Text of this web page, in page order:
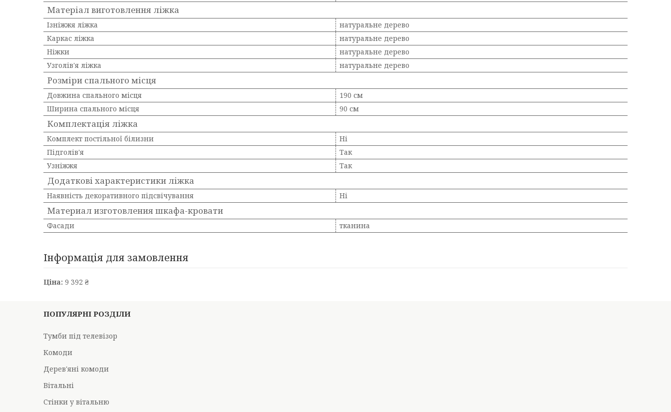
Матеріал виготовлення ліжка
Ізніжжя ліжка
натуральне дерево
Каркас ліжка
натуральне дерево
Ніжки
натуральне дерево
Узголів'я ліжка
натуральне дерево
Розміри спального місця
Довжина спального місця
190 см
Ширина спального місця
90 см
Комплектація ліжка
Комплект постільної білизни
Ні
Підголів'я
Так
Узніжжя
Так
Додаткові характеристики ліжка
Наявність декоративного підсвічування Ні
Материал изготовления шкафа-кровати
Фасади тканина
Інформація для замовлення
Ціна: 9 392 ₴
ПОПУЛЯРНІ РОЗДІЛИ
Тумби під телевізор
Комоди
Дерев'яні комоди
Вітальні
Стінки у вітальню